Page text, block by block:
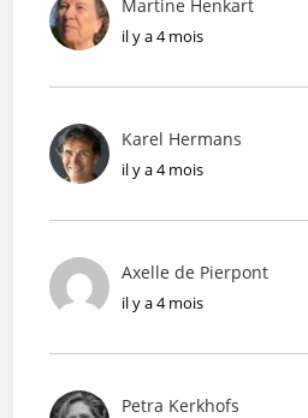
Martine Henkart
il y a 4 mois
Karel Hermans
il y a 4 mois
Axelle de Pierpont
il y a 4 mois
Petra Kerkhofs